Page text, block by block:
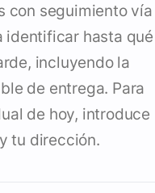
con seguimiento vía
identificar hasta qué
incluyendo la
de entrega. Para
de hoy, introduce
tu dirección.